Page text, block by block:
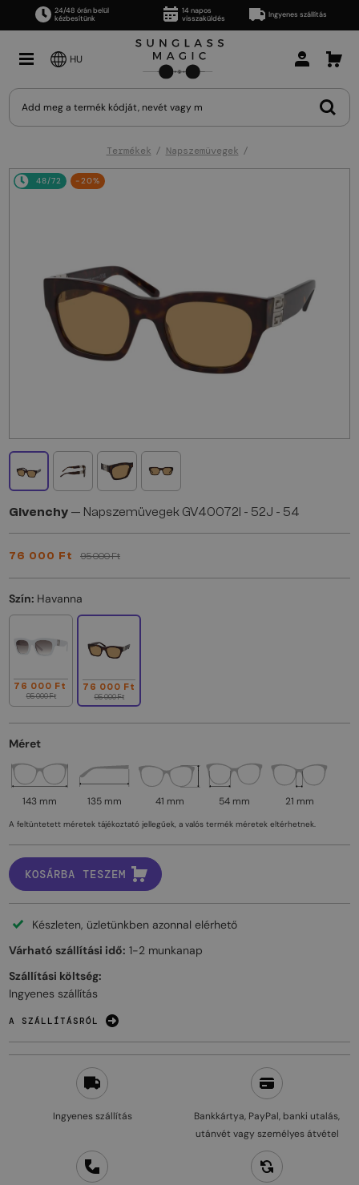
24/48 órán belül
kézbesítünk
14 napos
visszaküldés
Ingyenes szállítás
HU
Termékek Napszemüvegek
Ingyenes szállítás
Bankkártya, PayPal, banki utalás,
utánvét vagy személyes átvétel
48/72 -20%
Givenchy — Napszemüvegek GV40072I - 52J - 54
76 000 Ft 95 000 Ft
Szín: Havanna
76 000 Ft
95 000 Ft
76 000 Ft
95 000 Ft
Méret
143 mm 135 mm 41 mm 54 mm 21 mm
A feltüntetett méretek tájékoztató jellegűek, a valós termék méretek eltérhetnek.
KOSÁRBA TESZEM
Készleten, üzletünkben azonnal elérhető
Várható szállítási idő: 1-2 munkanap
Szállítási költség:
Ingyenes szállítás
A SZÁLLÍTÁSRÓL